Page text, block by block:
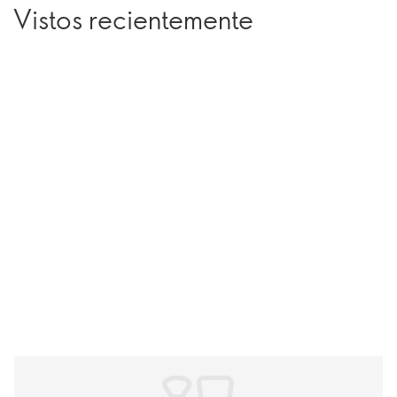
Vistos recientemente